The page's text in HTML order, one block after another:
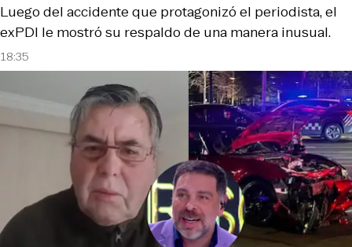
18:35
Luego del accidente que protagonizó el periodista, el
exPDI le mostró su respaldo de una manera inusual.